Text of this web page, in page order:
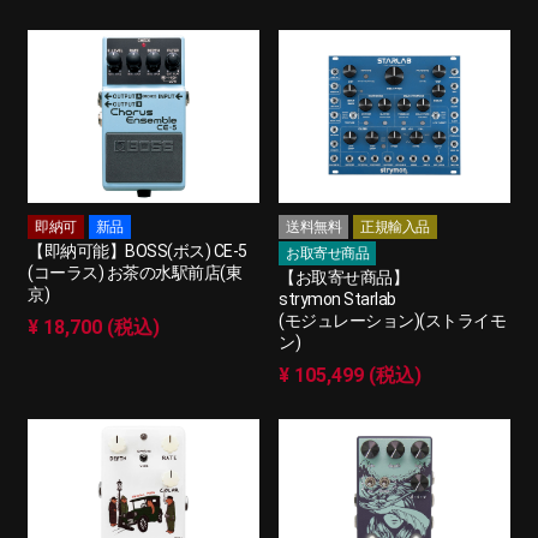
即納可 新品
【即納可能】BOSS(ボス) CE-5
(コーラス) お茶の水駅前店(東
京)
¥ 18,700 (税込)
送料無料
正規輸入品
お取寄せ商品
【お取寄せ商品】
strymon Starlab
(モジュレーション)(ストライモ
ン)
¥ 105,499 (税込)